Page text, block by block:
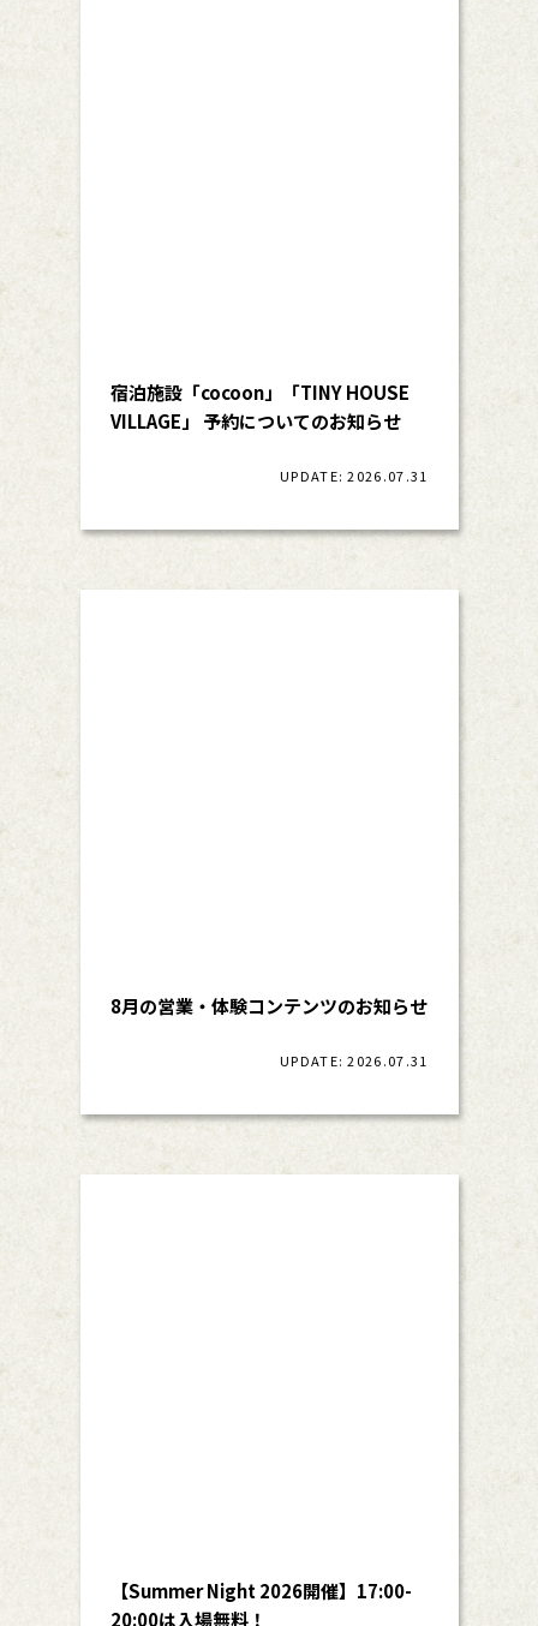
宿泊施設「cocoon」「TINY HOUSE
VILLAGE」 予約についてのお知らせ
UPDATE: 2026.07.31
8月の営業・体験コンテンツのお知らせ
UPDATE: 2026.07.31
【Summer Night 2026開催】17:00-
20:00は入場無料！